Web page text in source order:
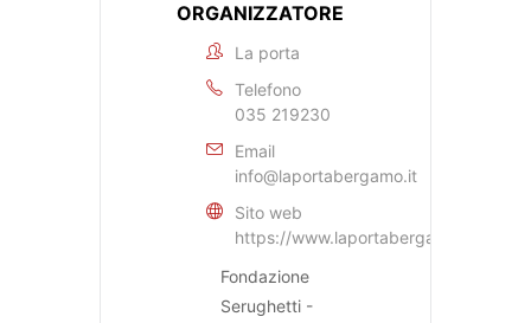
ORGANIZZATORE
La porta
Telefono
035 219230
Email
info@laportabergamo.it
Sito web
https://www.laportabergamo.it
Fondazione
Serughetti -